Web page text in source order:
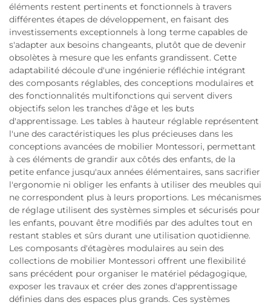
éléments restent pertinents et fonctionnels à travers
différentes étapes de développement, en faisant des
investissements exceptionnels à long terme capables de
s'adapter aux besoins changeants, plutôt que de devenir
obsolètes à mesure que les enfants grandissent. Cette
adaptabilité découle d'une ingénierie réfléchie intégrant
des composants réglables, des conceptions modulaires et
des fonctionnalités multifonctions qui servent divers
objectifs selon les tranches d'âge et les buts
d'apprentissage. Les tables à hauteur réglable représentent
l'une des caractéristiques les plus précieuses dans les
conceptions avancées de mobilier Montessori, permettant
à ces éléments de grandir aux côtés des enfants, de la
petite enfance jusqu'aux années élémentaires, sans sacrifier
l'ergonomie ni obliger les enfants à utiliser des meubles qui
ne correspondent plus à leurs proportions. Les mécanismes
de réglage utilisent des systèmes simples et sécurisés pour
les enfants, pouvant être modifiés par des adultes tout en
restant stables et sûrs durant une utilisation quotidienne.
Les composants d'étagères modulaires au sein des
collections de mobilier Montessori offrent une flexibilité
sans précédent pour organiser le matériel pédagogique,
exposer les travaux et créer des zones d'apprentissage
définies dans des espaces plus grands. Ces systèmes